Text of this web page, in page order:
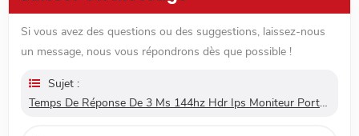
Si vous avez des questions ou des suggestions, laissez-nous
un message, nous vous répondrons dès que possible !
Sujet :
Temps De Réponse De 3 Ms 144hz Hdr Ips Moniteur Portable De Jeu Ultra